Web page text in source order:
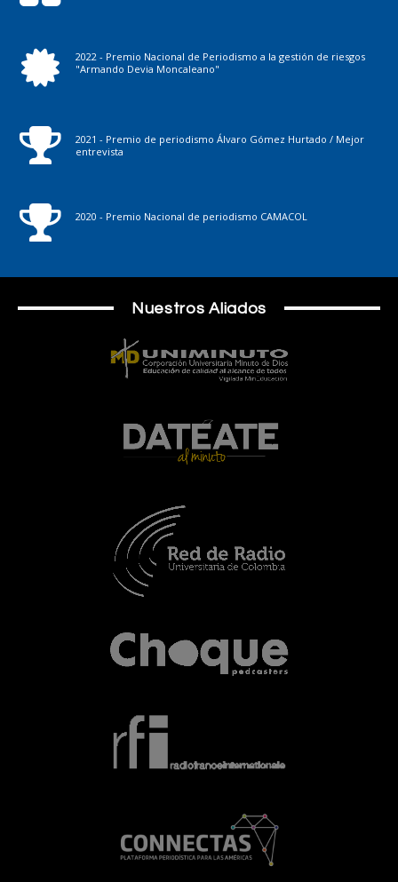
2022 - Premio Nacional de Periodismo a la gestión de riesgos
"Armando Devia Moncaleano"
2021 - Premio de periodismo Álvaro Gómez Hurtado / Mejor
entrevista
2020 - Premio Nacional de periodismo CAMACOL
Nuestros Aliados